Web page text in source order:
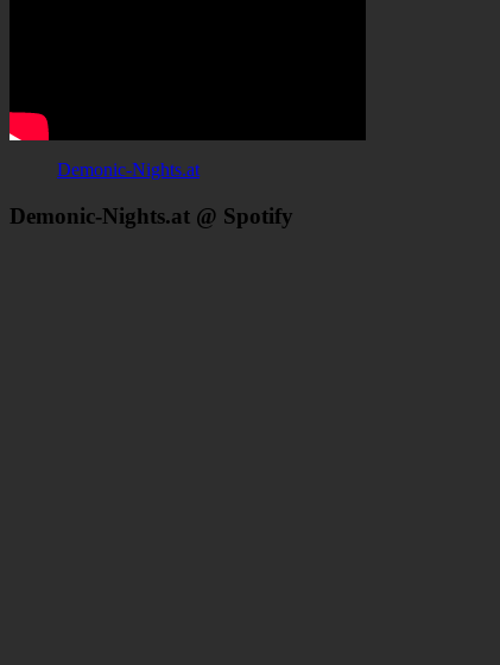
Demonic-Nights.at
Demonic-Nights.at @ Spotify